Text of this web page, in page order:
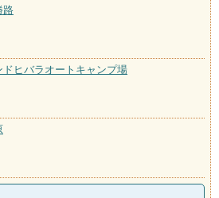
路
ドヒバラオートキャンプ場